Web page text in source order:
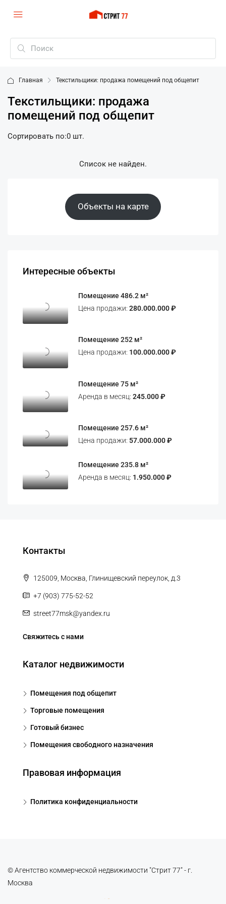
Главная Текстильщики: продажа помещений под общепит
Текстильщики: продажа
помещений под общепит
0 шт.
Сортировать по:
Список не найден.
Объекты на карте
Интересные объекты
Помещение 486.2 м²
Цена продажи: 280.000.000 ₽
Помещение 252 м²
Цена продажи: 100.000.000 ₽
Помещение 75 м²
Аренда в месяц: 245.000 ₽
Помещение 257.6 м²
Цена продажи: 57.000.000 ₽
Помещение 235.8 м²
Аренда в месяц: 1.950.000 ₽
Контакты
125009, Москва, Глинищевский переулок, д.3
+7 (903) 775-52-52
street77msk@yandex.ru
Свяжитесь с нами
Каталог недвижимости
Помещения под общепит
Торговые помещения
Готовый бизнес
Помещения свободного назначения
Правовая информация
Политика конфиденциальности
© Агентство коммерческой недвижимости "Стрит 77" - г.
Москва